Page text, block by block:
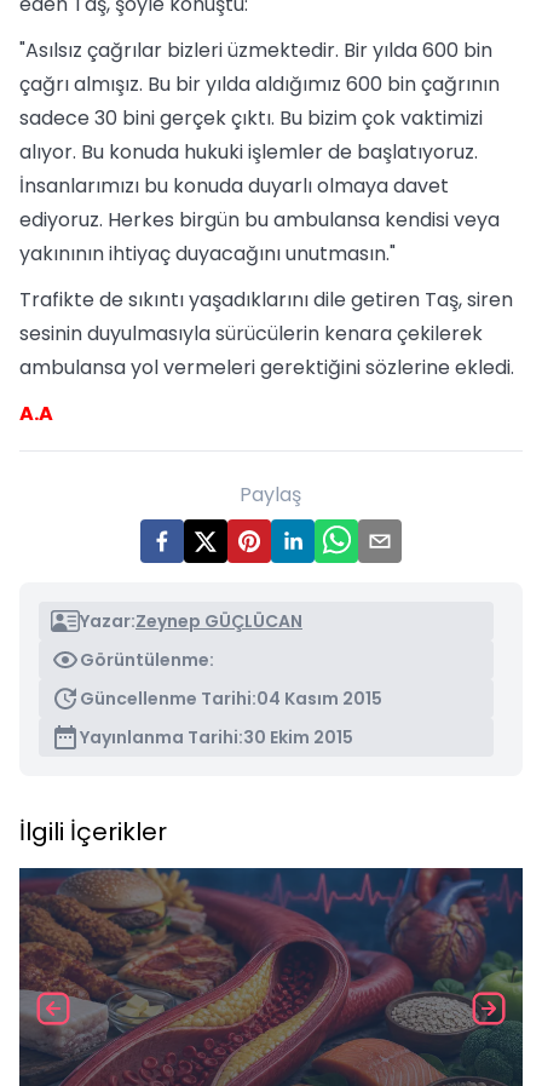
"Asılsız çağrılar bizleri üzmektedir. Bir yılda 600 bin
çağrı almışız. Bu bir yılda aldığımız 600 bin çağrının
sadece 30 bini gerçek çıktı. Bu bizim çok vaktimizi
alıyor. Bu konuda hukuki işlemler de başlatıyoruz.
İnsanlarımızı bu konuda duyarlı olmaya davet
ediyoruz. Herkes birgün bu ambulansa kendisi veya
yakınının ihtiyaç duyacağını unutmasın."
Trafikte de sıkıntı yaşadıklarını dile getiren Taş, siren
sesinin duyulmasıyla sürücülerin kenara çekilerek
ambulansa yol vermeleri gerektiğini sözlerine ekledi.
A.A
Paylaş
Yazar:Zeynep GÜÇLÜCAN
Görüntülenme:
Güncellenme Tarihi:04 Kasım 2015
Yayınlanma Tarihi:30 Ekim 2015
İlgili İçerikler